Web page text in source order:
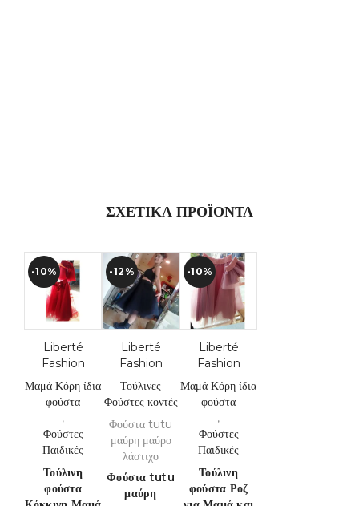
ΣΧΕΤΙΚΆ ΠΡΟΪΌΝΤΑ
-10%
Liberté
Fashion
Μαμά Κόρη ίδια
φούστα
,
Φούστες
Παιδικές
Τούλινη
φούστα
-12%
Liberté
Fashion
Τούλινες
Φούστες κοντές
Φούστα tutu
μαύρη μαύρο
λάστιχο
Φούστα tutu
μαύρη
-10%
Liberté
Fashion
Μαμά Κόρη ίδια
φούστα
,
Φούστες
Παιδικές
Τούλινη
φούστα Ροζ